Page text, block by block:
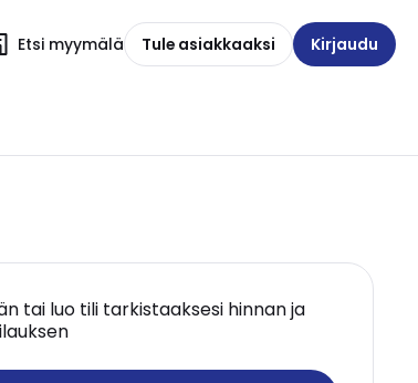
Etsi myymälä Tule asiakkaaksi Kirjaudu
tai luo tili tarkistaaksesi hinnan ja